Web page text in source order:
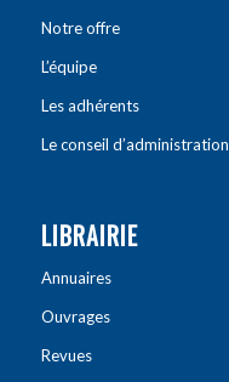
Notre offre
L’équipe
Les adhérents
Le conseil d’administration
LIBRAIRIE
Annuaires
Ouvrages
Revues